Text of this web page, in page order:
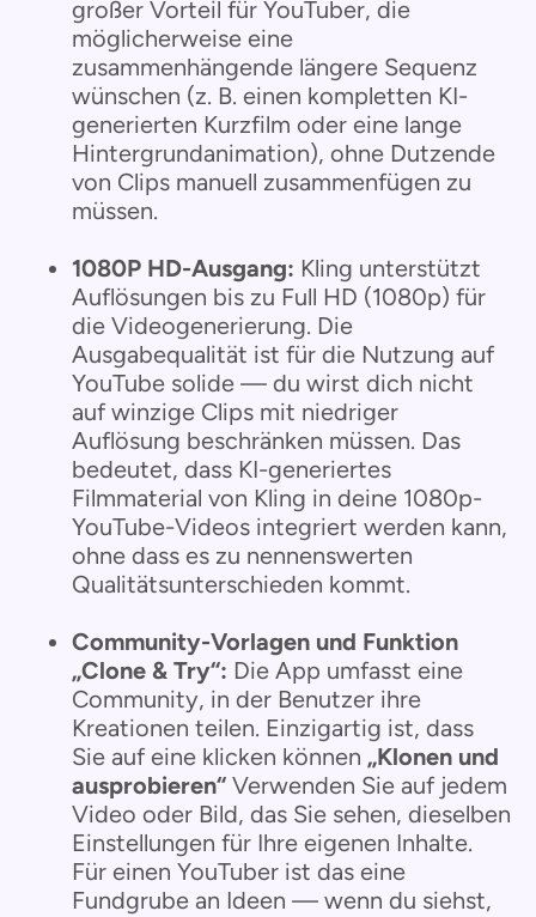
großer Vorteil für YouTuber, die
möglicherweise eine
zusammenhängende längere Sequenz
wünschen (z. B. einen kompletten KI-
generierten Kurzfilm oder eine lange
Hintergrundanimation), ohne Dutzende
von Clips manuell zusammenfügen zu
müssen.
1080P HD-Ausgang: Kling unterstützt
Auflösungen bis zu Full HD (1080p) für
die Videogenerierung. Die
Ausgabequalität ist für die Nutzung auf
YouTube solide — du wirst dich nicht
auf winzige Clips mit niedriger
Auflösung beschränken müssen. Das
bedeutet, dass KI-generiertes
Filmmaterial von Kling in deine 1080p-
YouTube-Videos integriert werden kann,
ohne dass es zu nennenswerten
Qualitätsunterschieden kommt.
Community-Vorlagen und Funktion
„Clone & Try“: Die App umfasst eine
Community, in der Benutzer ihre
Kreationen teilen. Einzigartig ist, dass
Sie auf eine klicken können „Klonen und
ausprobieren“ Verwenden Sie auf jedem
Video oder Bild, das Sie sehen, dieselben
Einstellungen für Ihre eigenen Inhalte.
Für einen YouTuber ist das eine
Fundgrube an Ideen — wenn du siehst,